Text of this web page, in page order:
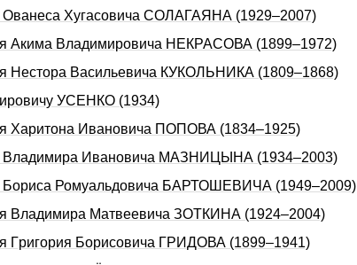
Ованеса Хугасовича СОЛАГАЯНА (1929–2007)
Акима Владимировича НЕКРАСОВА (1899–1972)
Нестора Васильевича КУКОЛЬНИКА (1809–1868)
УСЕНКО (1934)
Харитона Ивановича ПОПОВА (1834–1925)
Владимира Ивановича МАЗНИЦЫНА (1934–2003)
Бориса Ромуальдовича БАРТОШЕВИЧА (1949–2009)
Владимира Матвеевича ЗОТКИНА (1924–2004)
Гpигоpия Боpисовича ГРИДОВА (1899–1941)